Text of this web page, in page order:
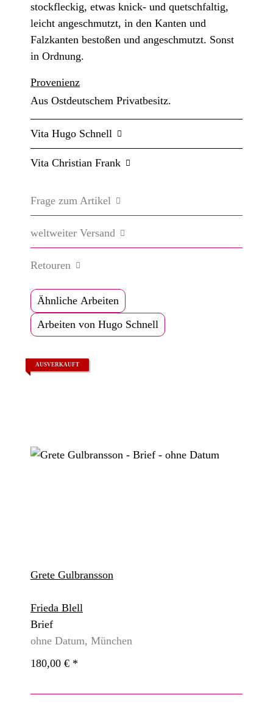
stockfleckig, etwas knick- und quetschfaltig,
leicht angeschmutzt, in den Kanten und
Falzkanten bestoßen und angeschmutzt. Sonst
in Ordnung.
Provenienz
Aus Ostdeutschem Privatbesitz.
Vita Hugo Schnell
Vita Christian Frank
Frage zum Artikel
weltweiter Versand
Retouren
Ähnliche Arbeiten
Arbeiten von Hugo Schnell
AUSVERKAUFT
Grete Gulbransson
Frieda Blell
Brief
ohne Datum, München
180,00 € *